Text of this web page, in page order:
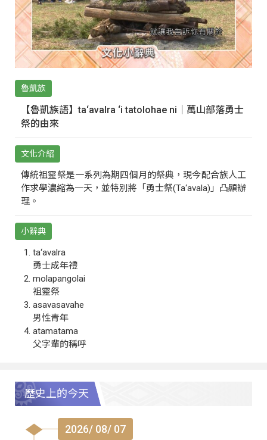
魯凱族
【魯凱族語】ta‘avalra ‘i tatolohae ni｜萬山部落勇士
祭的由來
文化介紹
傳統祖靈祭是一系列為期四個月的祭典，現今配合族人工
作求學濃縮為一天，並特別將「勇士祭(Ta‘avala)」凸顯辦
理。
小辭典
ta‘avalra
勇士成年禮
molapangolai
祖靈祭
asavasavahe
男性青年
atamatama
父字輩的稱呼
歷史上的今天
2026/ 08/ 07